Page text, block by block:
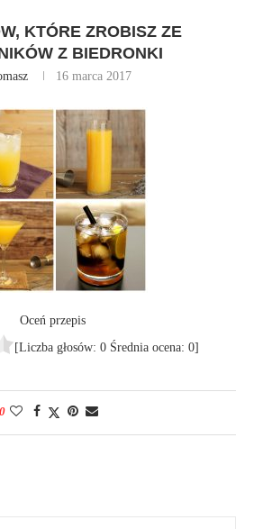
KTÓRE ZROBISZ ZE
Z BIEDRONKI
16 marca 2017
Oceń przepis
[Liczba głosów: 0Średnia ocena: 0]
0